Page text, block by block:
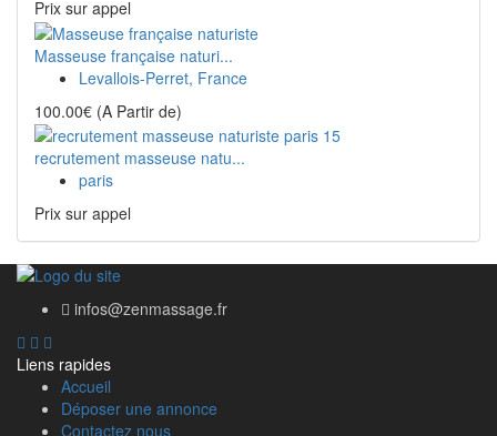
Prix ​​sur appel
Masseuse française naturi...
Levallois-Perret, France
100.00€ (A Partir de)
recrutement masseuse natu...
paris
Prix ​​sur appel
infos@zenmassage.fr
Liens rapides
Accueil
Déposer une annonce
Contactez nous